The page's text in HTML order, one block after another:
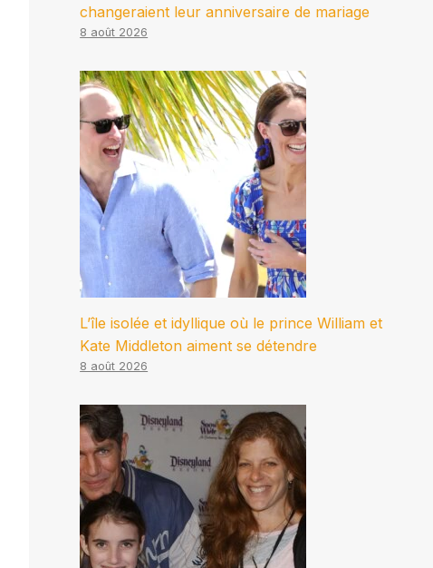
changeraient leur anniversaire de mariage
8 août 2026
L’île isolée et idyllique où le prince William et
Kate Middleton aiment se détendre
8 août 2026